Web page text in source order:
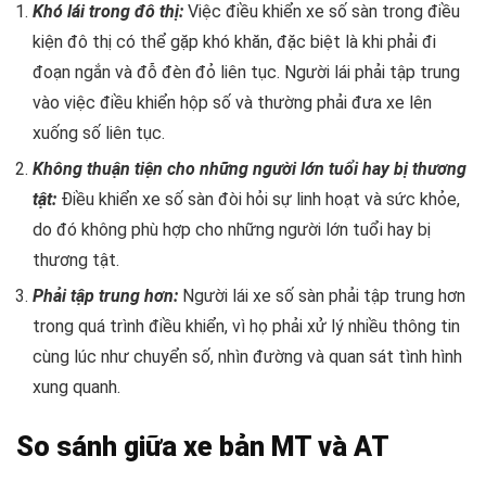
Khó lái trong đô thị: Việc điều khiển xe số sàn trong điều
kiện đô thị có thể gặp khó khăn, đặc biệt là khi phải đi
đoạn ngắn và đỗ đèn đỏ liên tục. Người lái phải tập trung
vào việc điều khiển hộp số và thường phải đưa xe lên
xuống số liên tục.
Không thuận tiện cho những người lớn tuổi hay bị thương
tật: Điều khiển xe số sàn đòi hỏi sự linh hoạt và sức khỏe,
do đó không phù hợp cho những người lớn tuổi hay bị
thương tật.
Phải tập trung hơn: Người lái xe số sàn phải tập trung hơn
trong quá trình điều khiển, vì họ phải xử lý nhiều thông tin
cùng lúc như chuyển số, nhìn đường và quan sát tình hình
xung quanh.
So sánh giữa xe bản MT và AT